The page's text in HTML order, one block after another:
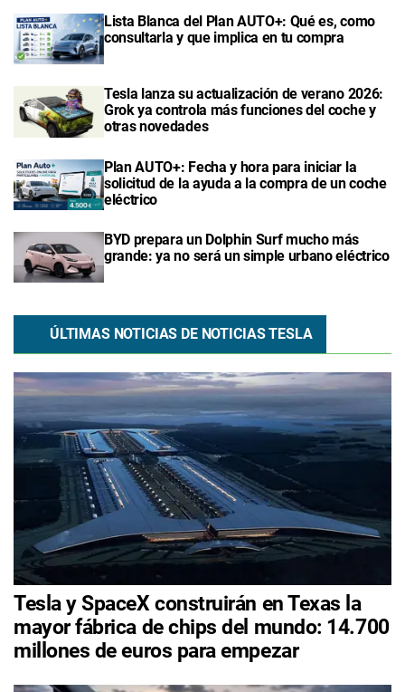
Lista Blanca del Plan AUTO+: Qué es, como
consultarla y que implica en tu compra
Tesla lanza su actualización de verano 2026:
Grok ya controla más funciones del coche y
otras novedades
Plan AUTO+: Fecha y hora para iniciar la
solicitud de la ayuda a la compra de un coche
eléctrico
BYD prepara un Dolphin Surf mucho más
grande: ya no será un simple urbano eléctrico
ÚLTIMAS NOTICIAS DE NOTICIAS TESLA
Tesla y SpaceX construirán en Texas la
mayor fábrica de chips del mundo: 14.700
millones de euros para empezar